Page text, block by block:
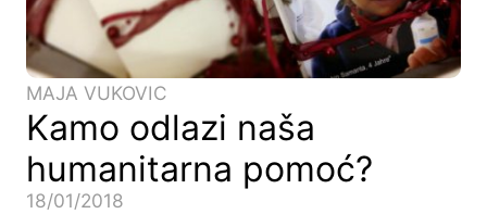
MAJA VUKOVIC
Kamo odlazi naša
humanitarna pomoć?
18/01/2018